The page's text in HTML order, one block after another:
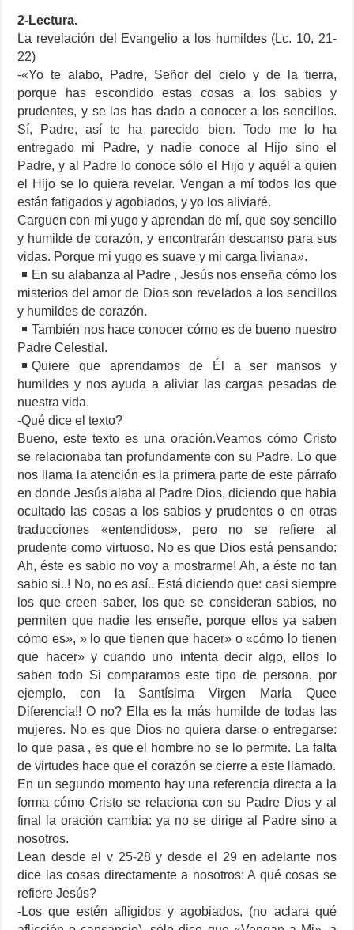
2-Lectura.
La revelación del Evangelio a los humildes (Lc. 10, 21-
22)
-«Yo te alabo, Padre, Señor del cielo y de la tierra,
porque has escondido estas cosas a los sabios y
prudentes, y se las has dado a conocer a los sencillos.
Sí, Padre, así te ha parecido bien. Todo me lo ha
entregado mi Padre, y nadie conoce al Hijo sino el
Padre, y al Padre lo conoce sólo el Hijo y aquél a quien
el Hijo se lo quiera revelar. Vengan a mí todos los que
están fatigados y agobiados, y yo los aliviaré.
Carguen con mi yugo y aprendan de mí, que soy sencillo
y humilde de corazón, y encontrarán descanso para sus
vidas. Porque mi yugo es suave y mi carga liviana».
En su alabanza al Padre , Jesús nos enseña cómo los
misterios del amor de Dios son revelados a los sencillos
y humildes de corazón.
También nos hace conocer cómo es de bueno nuestro
Padre Celestial.
Quiere que aprendamos de Él a ser mansos y
humildes y nos ayuda a aliviar las cargas pesadas de
nuestra vida.
-Qué dice el texto?
Bueno, este texto es una oración.Veamos cómo Cristo
se relacionaba tan profundamente con su Padre. Lo que
nos llama la atención es la primera parte de este párrafo
en donde Jesús alaba al Padre Dios, diciendo que habia
ocultado las cosas a los sabios y prudentes o en otras
traducciones «entendidos», pero no se refiere al
prudente como virtuoso. No es que Dios está pensando:
Ah, éste es sabio no voy a mostrarme! Ah, a éste no tan
sabio si..! No, no es así.. Está diciendo que: casi siempre
los que creen saber, los que se consideran sabios, no
permiten que nadie les enseñe, porque ellos ya saben
cómo es», » lo que tienen que hacer» o «cómo lo tienen
que hacer» y cuando uno intenta decir algo, ellos lo
saben todo Si comparamos este tipo de persona, por
ejemplo, con la Santísima Virgen María Quee
Diferencia!! O no? Ella es la más humilde de todas las
mujeres. No es que Dios no quiera darse o entregarse:
lo que pasa , es que el hombre no se lo permite. La falta
de virtudes hace que el corazón se cierre a este llamado.
En un segundo momento hay una referencia directa a la
forma cómo Cristo se relaciona con su Padre Dios y al
final la oración cambia: ya no se dirige al Padre sino a
nosotros.
Lean desde el v 25-28 y desde el 29 en adelante nos
dice las cosas directamente a nosotros: A qué cosas se
refiere Jesús?
-Los que estén afligidos y agobiados, (no aclara qué